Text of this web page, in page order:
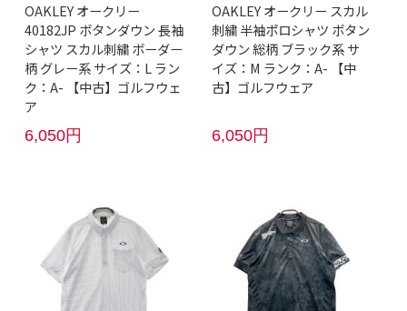
OAKLEY オークリー
40182JP ボタンダウン 長袖
シャツ スカル刺繍 ボーダー
柄 グレー系 サイズ：L ラン
ク：A- 【中古】ゴルフウェ
ア
6,050円
OAKLEY オークリー スカル
刺繍 半袖ポロシャツ ボタン
ダウン 総柄 ブラック系 サ
イズ：M ランク：A- 【中
古】ゴルフウェア
6,050円